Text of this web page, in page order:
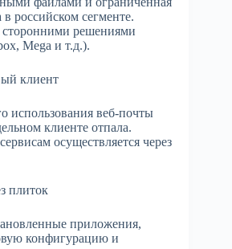
в российском сегменте.
решениями
Mega и т.д.).
клиент
использования веб-почты
клиенте отпала.
осуществляется через
плиток
приложения,
конфигурацию и